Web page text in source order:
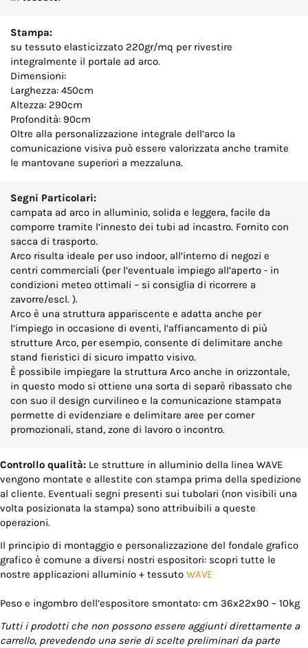
Stampa:
su tessuto elasticizzato 220gr/mq per rivestire
integralmente il portale ad arco.
Dimensioni:
Larghezza: 450cm
Altezza: 290cm
Profondità: 90cm
Oltre alla personalizzazione integrale dell’arco la
comunicazione visiva può essere valorizzata anche tramite
le mantovane superiori a mezzaluna.
Segni Particolari:
campata ad arco in alluminio, solida e leggera, facile da
comporre tramite l’innesto dei tubi ad incastro. Fornito con
sacca di trasporto.
Arco risulta ideale per uso indoor, all’interno di negozi e
centri commerciali (per l’eventuale impiego all’aperto - in
condizioni meteo ottimali – si consiglia di ricorrere a
zavorre/escl. ).
Arco è una struttura appariscente e adatta anche per
l’impiego in occasione di eventi, l’affiancamento di più
strutture Arco, per esempio, consente di delimitare anche
stand fieristici di sicuro impatto visivo.
È possibile impiegare la struttura Arco anche in orizzontale,
in questo modo si ottiene una sorta di separè ribassato che
con suo il design curvilineo e la comunicazione stampata
permette di evidenziare e delimitare aree per corner
promozionali, stand, zone di lavoro o incontro.
Controllo qualità: Le strutture in alluminio della linea WAVE
vengono montate e allestite con stampa prima della spedizione
al cliente. Eventuali segni presenti sui tubolari (non visibili una
volta posizionata la stampa) sono attribuibili a queste
operazioni.
Il principio di montaggio e personalizzazione del fondale grafico
grafico è comune a diversi nostri espositori: scopri tutte le
nostre applicazioni alluminio + tessuto WAVE
Peso e ingombro dell’espositore smontato: cm 36x22x90 – 10kg
Tutti i prodotti che non possono essere aggiunti direttamente a
carrello, prevedendo una serie di scelte preliminari da parte